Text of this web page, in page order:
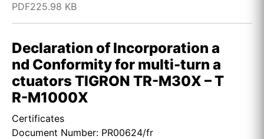
PDF225.98 KB
Declaration of Incorporation a
nd Conformity for multi-turn a
ctuators TIGRON TR-M30X – T
R-M1000X
Certificates
Document Number: PR00624/fr